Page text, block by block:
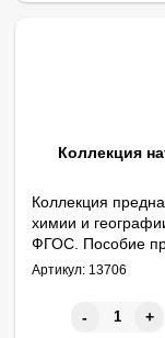
Коллекция
​Коллекция
химии и
ФГОС. Пособие
подготовки к
горные породы».
Габаритные
Комплектность:
В состав
Образцы
Используя
Артикул: 13706
- +